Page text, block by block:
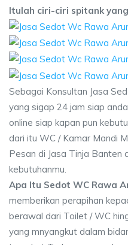
Itulah ciri-ciri spitank
Sebagai Konsultan Jasa
yang sigap 24 jam siap
online siap kapan pun
dari itu WC / Kamar Mandi
Pesan di Jasa Tinja Banten
kebutuhanmu.
Apa Itu Sedot WC Rawa
memberikan perapihan
berawal dari Toilet / WC
yang mnyangkut dalam